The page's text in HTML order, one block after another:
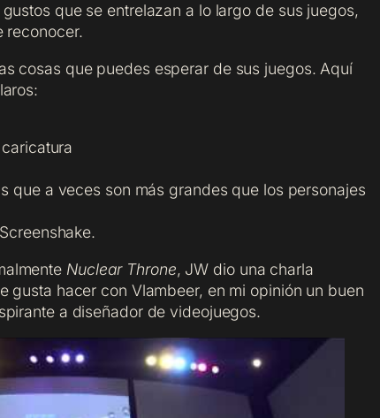
que se entrelazan a lo largo de sus juegos,
reconocer.
cosas que puedes esperar de sus juegos. Aquí
que a veces son más grandes que los personajes
Nuclear Throne, JW dio una charla
gusta hacer con Vlambeer, en mi opinión un buen
a diseñador de videojuegos.